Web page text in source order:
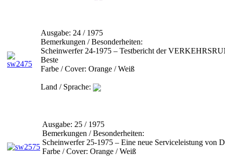
Ausgabe: 24 / 1975
Bemerkungen / Besonderheiten:
Scheinwerfer 24-1975 – Testbericht der
Beste
Farbe / Cover: Orange / Weiß
Land / Sprache:
Ausgabe: 25 / 1975
Bemerkungen / Besonderheiten:
Scheinwerfer 25-1975 – Eine neue Serviceleistung von
Farbe / Cover: Orange / Weiß